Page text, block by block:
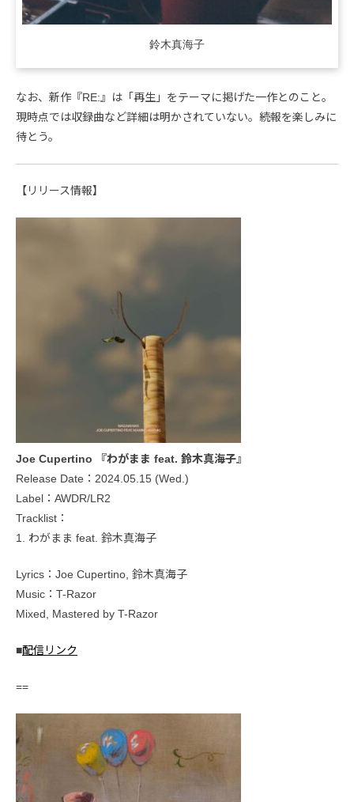
鈴木真海子
なお、新作『RE:』は「再生」をテーマに掲げた一作とのこと。
現時点では収録曲など詳細は明かされていない。続報を楽しみに
待とう。
【リリース情報】
Joe Cupertino 『わがまま feat. 鈴木真海子』
Release Date：2024.05.15 (Wed.)
Label：AWDR/LR2
Tracklist：
1. わがまま feat. 鈴木真海子
Lyrics：Joe Cupertino, 鈴木真海子
Music：T-Razor
Mixed, Mastered by T-Razor
■配信リンク
==